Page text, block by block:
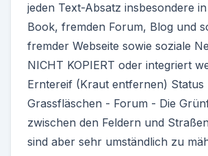
jeden Text-Absatz insbesondere
Book, fremden Forum, Blog und
fremder Webseite sowie soziale
NICHT KOPIERT oder integriert
Erntereif (Kraut entfernen) Status
Grassfläschen - Forum - Die
zwischen den Feldern und
sind aber sehr umständlich zu